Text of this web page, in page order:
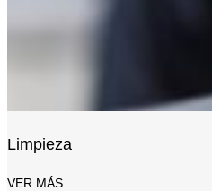
Limpieza
VER MÁS